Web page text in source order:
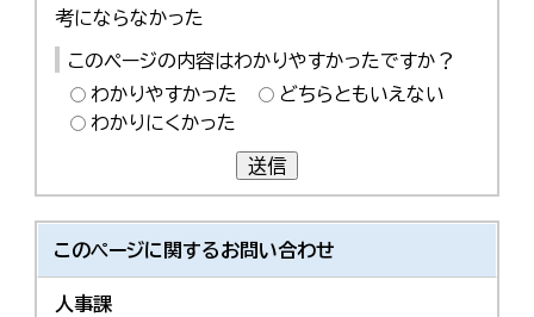
考にならなかった
このページの内容はわかりやすかったですか？
わかりやすかった
どちらともいえない
わかりにくかった
送信
このページに関するお問い合わせ
人事課